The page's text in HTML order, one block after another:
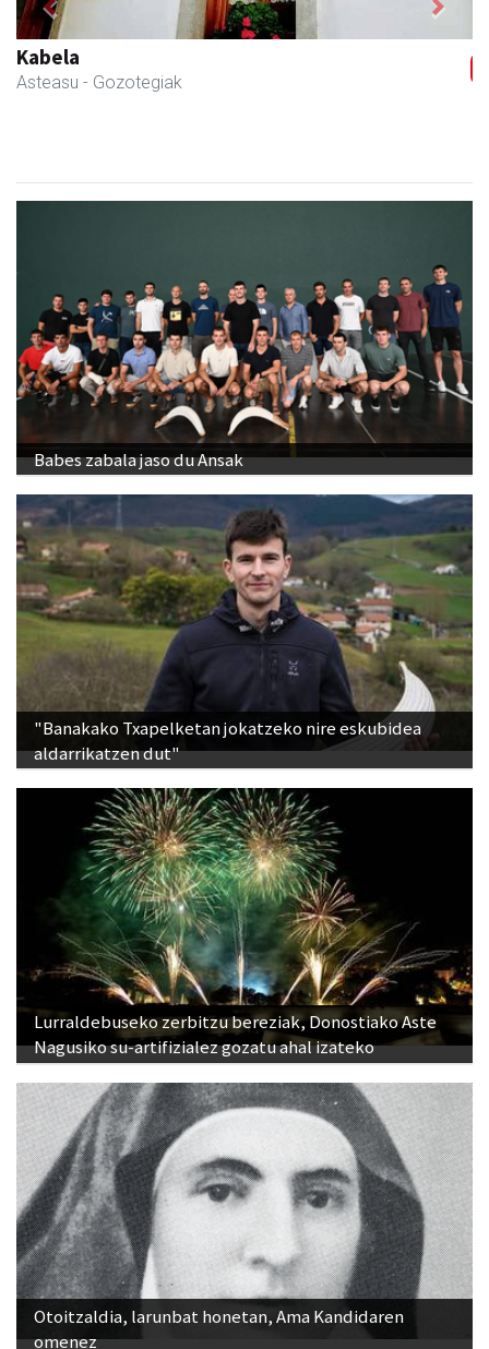
Kabela
Asteasu - Gozotegiak
Previous Next
Babes zabala jaso du Ansak
"Banakako Txapelketan jokatzeko nire eskubidea
aldarrikatzen dut"
Lurraldebuseko zerbitzu bereziak, Donostiako Aste
Nagusiko su-artifizialez gozatu ahal izateko
Otoitzaldia, larunbat honetan, Ama Kandidaren
omenez